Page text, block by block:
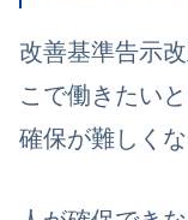
改善基準告示
こで働きたい
確保が難しくな